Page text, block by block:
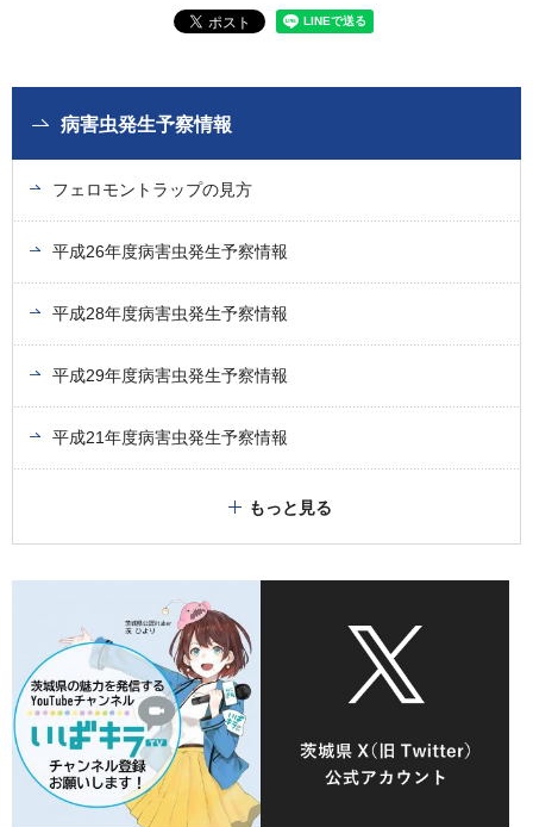
病害虫発生予察情報
フェロモントラップの見方
平成26年度病害虫発生予察情報
平成28年度病害虫発生予察情報
平成29年度病害虫発生予察情報
平成21年度病害虫発生予察情報
もっと見る